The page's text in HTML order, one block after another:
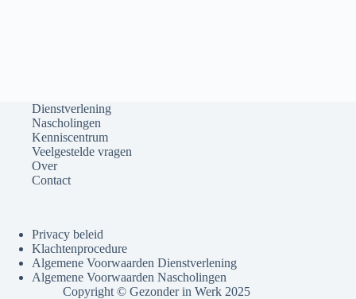
Dienstverlening
Nascholingen
Kenniscentrum
Veelgestelde vragen
Over
Contact
Privacy beleid
Klachtenprocedure
Algemene Voorwaarden Dienstverlening
Algemene Voorwaarden Nascholingen
Copyright © Gezonder in Werk 2025